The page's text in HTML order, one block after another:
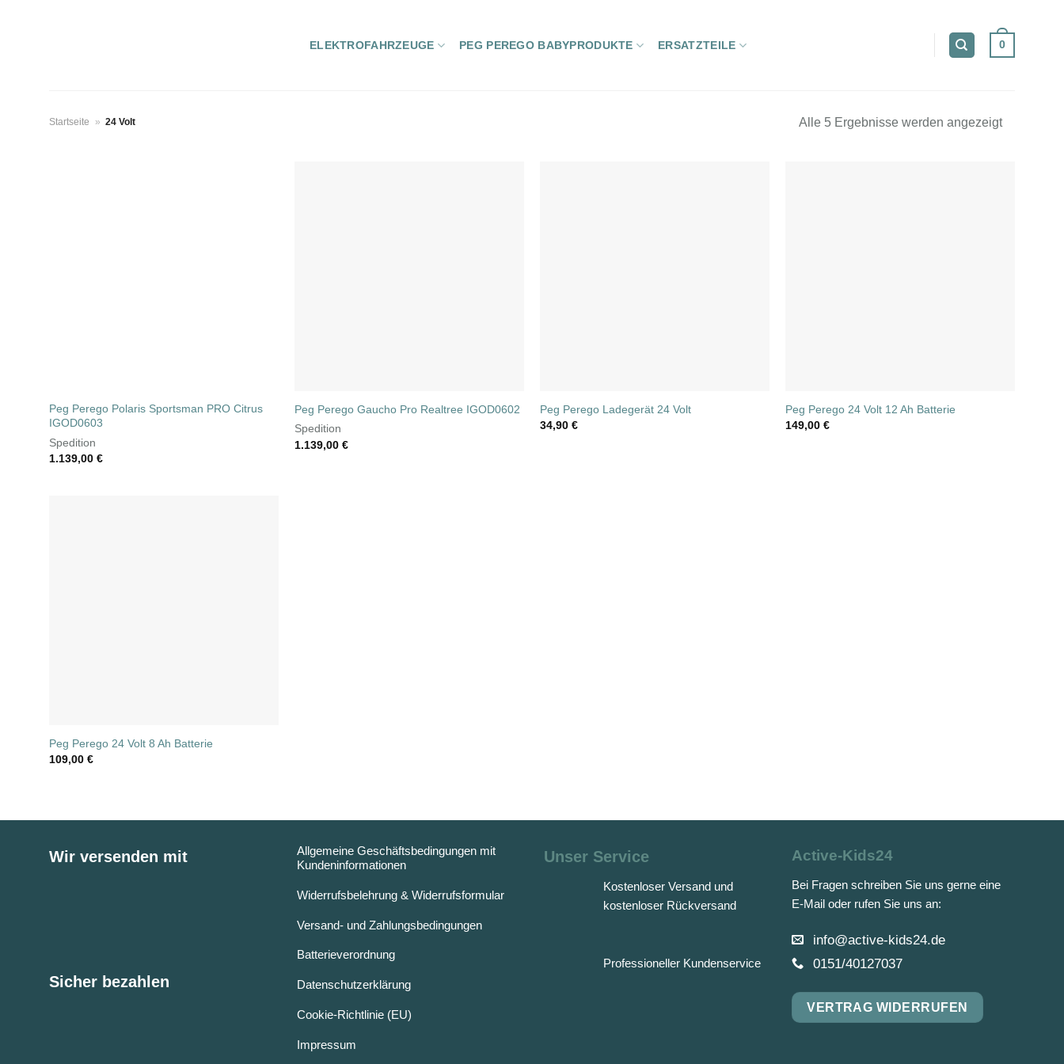
ELEKTROFAHRZEUGE PEG PEREGO BABYPRODUKTE ERSATZTEILE 0
Startseite » 24 Volt Alle 5 Ergebnisse werden angezeigtNach
Peg Perego Polaris Sportsman PRO Citrus
IGOD0603
Spedition
1.139,00 €
Peg Perego Gaucho Pro Realtree IGOD0602
Spedition
1.139,00 €
Peg Perego Ladegerät 24 Volt
34,90 €
Peg Perego 24 Volt 12 Ah Batterie
149,00 €
Peg Perego 24 Volt 8 Ah Batterie
109,00 €
Wir versenden mit
Sicher bezahlen
Allgemeine Geschäftsbedingungen mit
Kundeninformationen
Widerrufsbelehrung & Widerrufsformular
Versand- und Zahlungsbedingungen
Batterieverordnung
Datenschutzerklärung
Cookie-Richtlinie (EU)
Impressum
Unser Service
Kostenloser Versand und
kostenloser Rückversand
Professioneller Kundenservice
Active-Kids24
Bei Fragen schreiben Sie uns gerne eine
E-Mail oder rufen Sie uns an:
info@active-kids24.de
0151/40127037
VERTRAG WIDERRUFEN